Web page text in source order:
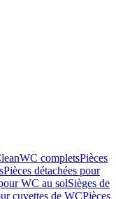
WC completsPièces
Pièces détachées pour
WC au solSièges de
cuvettes de WCPièces